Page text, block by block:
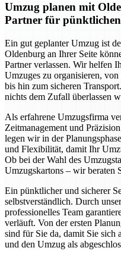
Umzug planen mit
Partner für pünktlichen
Ein gut geplanter Umzug ist
Oldenburg an Ihrer Seite
Partner verlassen. Wir helfen
Umzuges zu organisieren,
bis hin zum sicheren
nichts dem Zufall überlassen
Als erfahrene Umzugsfirma
Zeitmanagement und
legen wir in der
und Flexibilität, damit Ihr
Ob bei der Wahl des
Umzugskartons – wir beraten
Ein pünktlicher und sicherer
selbstverständlich. Durch
professionelles Team
verläuft. Von der ersten
sind für Sie da, damit Sie sich
und den Umzug als